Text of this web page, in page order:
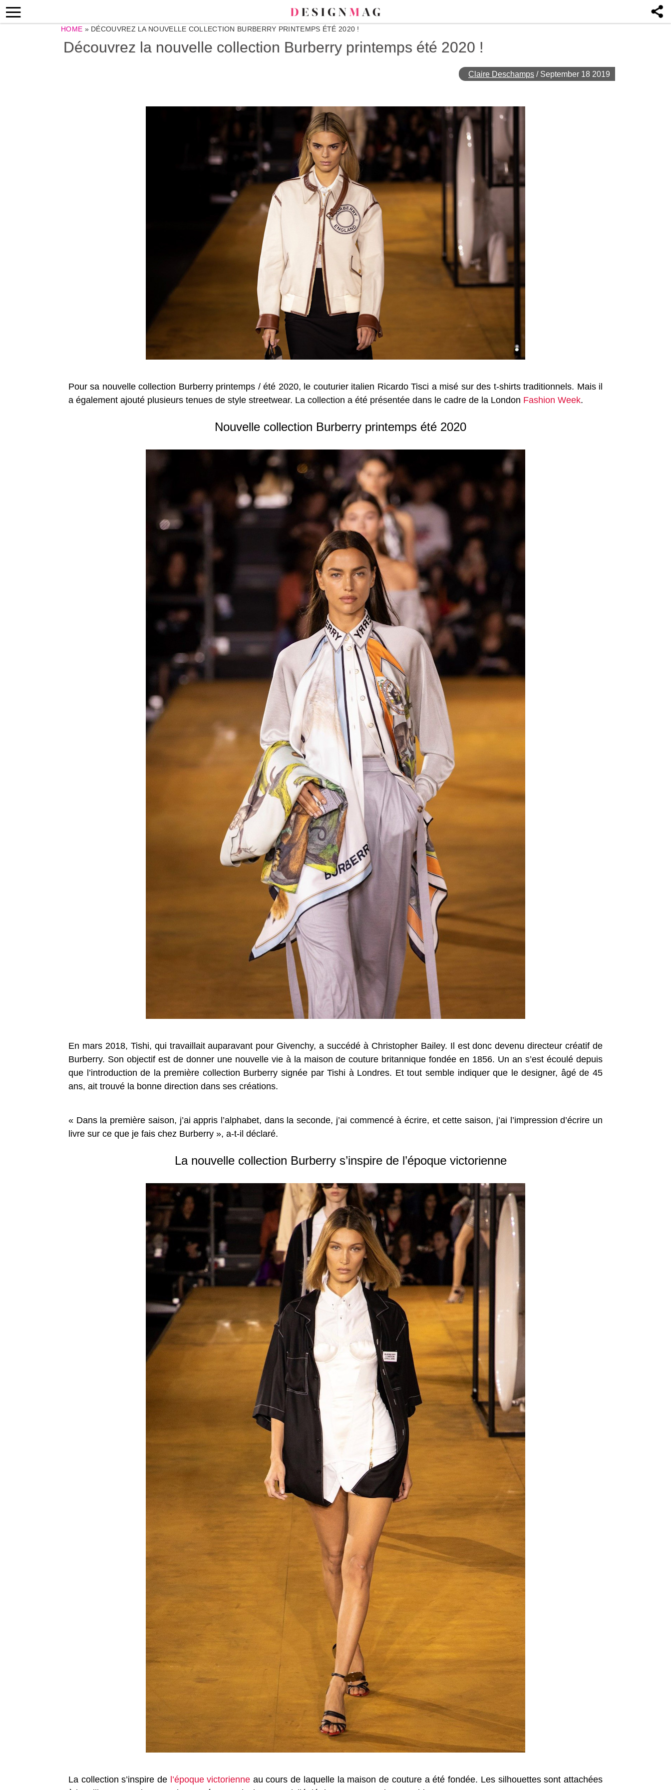
HOME » DÉCOUVREZ LA NOUVELLE COLLECTION BURBERRY PRINTEMPS ÉTÉ 2020 !
Découvrez la nouvelle collection Burberry printemps été 2020 !
Claire Deschamps / September 18 2019
Pour sa nouvelle collection Burberry printemps / été 2020, le couturier italien Ricardo Tisci a misé sur des t-shirts traditionnels. Mais il
a également ajouté plusieurs tenues de style streetwear. La collection a été présentée dans le cadre de la London Fashion Week.
Nouvelle collection Burberry printemps été 2020
En mars 2018, Tishi, qui travaillait auparavant pour Givenchy, a succédé à Christopher Bailey. Il est donc devenu directeur créatif de
Burberry. Son objectif est de donner une nouvelle vie à la maison de couture britannique fondée en 1856. Un an s’est écoulé depuis
que l’introduction de la première collection Burberry signée par Tishi à Londres. Et tout semble indiquer que le designer, âgé de 45
ans, ait trouvé la bonne direction dans ses créations.
« Dans la première saison, j’ai appris l’alphabet, dans la seconde, j’ai commencé à écrire, et cette saison, j’ai l’impression d’écrire un
livre sur ce que je fais chez Burberry », a-t-il déclaré.
La nouvelle collection Burberry s’inspire de l’époque victorienne
La collection s’inspire de l’époque victorienneau cours de laquelle la maison de couture a été fondée. Les silhouettes sont attachées